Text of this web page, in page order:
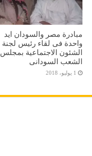
مبادرة مصر والسودان ايد
واحدة فى لقاء رئيس لجنة
الشئون الاجتماعية بمجلس
الشعب السودانى
1 يوليو، 2018